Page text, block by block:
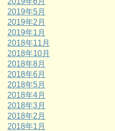
2019年5月
2019年2月
2019年1月
2018年11月
2018年10月
2018年8月
2018年6月
2018年5月
2018年4月
2018年3月
2018年2月
2018年1月